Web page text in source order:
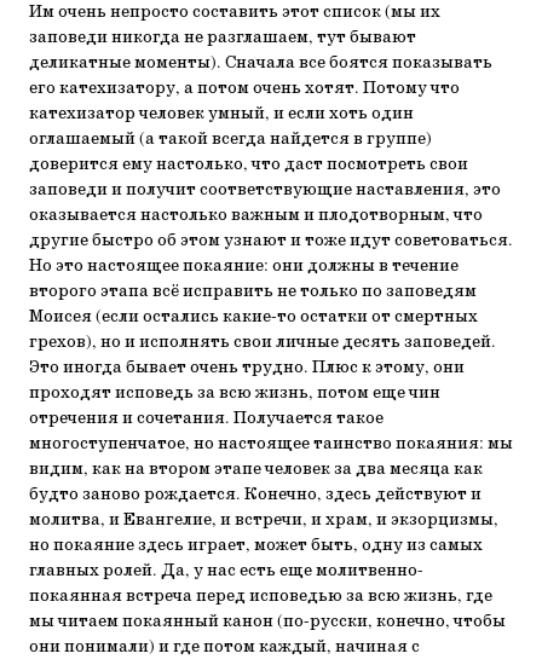
Им очень непросто составить этот список (мы их
заповеди никогда не разглашаем, тут бывают
деликатные моменты). Сначала все боятся показывать
его катехизатору, а потом очень хотят. Потому что
катехизатор человек умный, и если хоть один
оглашаемый (а такой всегда найдется в группе)
доверится ему настолько, что даст посмотреть свои
заповеди и получит соответствующие наставления, это
оказывается настолько важным и плодотворным, что
другие быстро об этом узнают и тоже идут советоваться.
Но это настоящее покаяние: они должны в течение
второго этапа всё исправить не только по заповедям
Моисея (если остались какие-то остатки от смертных
грехов), но и исполнять свои личные десять заповедей.
Это иногда бывает очень трудно. Плюс к этому, они
проходят исповедь за всю жизнь, потом еще чин
отречения и сочетания. Получается такое
многоступенчатое, но настоящее таинство покаяния: мы
видим, как на втором этапе человек за два месяца как
будто заново рождается. Конечно, здесь действуют и
молитва, и Евангелие, и встречи, и храм, и экзорцизмы,
но покаяние здесь играет, может быть, одну из самых
главных ролей. Да, у нас есть еще молитвенно-
покаянная встреча перед исповедью за всю жизнь, где
мы читаем покаянный канон (по-русски, конечно, чтобы
они понимали) и где потом каждый, начиная с